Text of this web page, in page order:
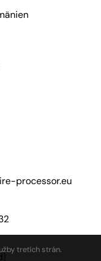
processor.eu
tretích strán.